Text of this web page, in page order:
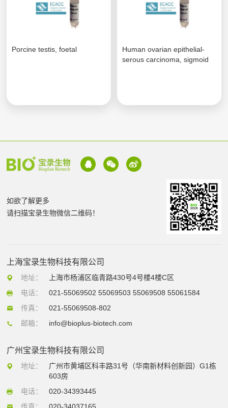
Porcine testis, foetal
Human ovarian epithelial-
serous carcinoma, sigmoid
如欲了解更多
请扫描宝录生物微信二维码！
上海宝录生物科技有限公司
地址：
上海市杨浦区临青路430号4号楼4楼C区
电话：
021-55069502 55069503 55069508 55061584
传真：
021-55069508-802
邮箱：
info@bioplus-biotech.com
广州宝录生物科技有限公司
地址：
广州市黄埔区科丰路31号（华南新材料创新园）G1栋
603房
电话：
020-34393445